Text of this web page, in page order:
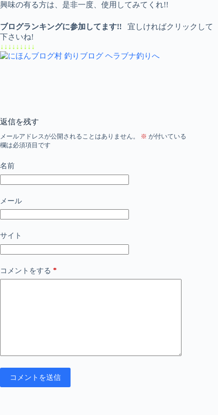
興味の有る方は、是非一度、使用してみてくれ!!
ブログランキングに参加してます!!
宜しければクリックして
下さいね!
↓↓↓↓↓↓↓↓↓
返信を残す
メールアドレスが公開されることはありません。 ※ が付いている
欄は必須項目です
名前
メール
サイト
コメントをする *
コメントを送信